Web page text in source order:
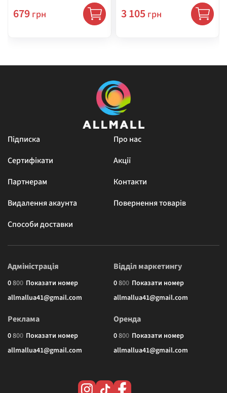
679 грн 3 105 грн
Підписка
Про нас
Сертифікати
Акції
Партнерам
Контакти
Видалення акаунта
Повернення товарів
Способи доставки
Адміністрація
0800 Показати номер
allmallua41@gmail.com
Відділ маркетингу
0800 Показати номер
allmallua41@gmail.com
Реклама
0800 Показати номер
allmallua41@gmail.com
Оренда
0800 Показати номер
allmallua41@gmail.com